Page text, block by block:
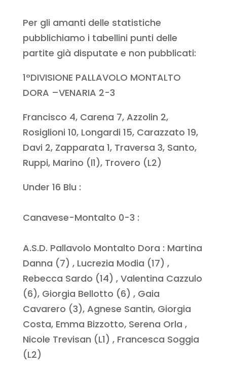
Per gli amanti delle statistiche
pubblichiamo i tabellini punti delle
partite già disputate e non pubblicati:
1°DIVISIONE PALLAVOLO MONTALTO
DORA –VENARIA 2-3
Francisco 4, Carena 7, Azzolin 2,
Rosiglioni 10, Longardi 15, Carazzato 19,
Davi 2, Zapparata 1, Traversa 3, Santo,
Ruppi, Marino (l1), Trovero (L2)
Under 16 Blu :
Canavese-Montalto 0-3 :
A.S.D. Pallavolo Montalto Dora : Martina
Danna (7) , Lucrezia Modia (17) ,
Rebecca Sardo (14) , Valentina Cazzulo
(6), Giorgia Bellotto (6) , Gaia
Cavarero (3), Agnese Santin, Giorgia
Costa, Emma Bizzotto, Serena Orla ,
Nicole Trevisan (L1) , Francesca Soggia
(L2)